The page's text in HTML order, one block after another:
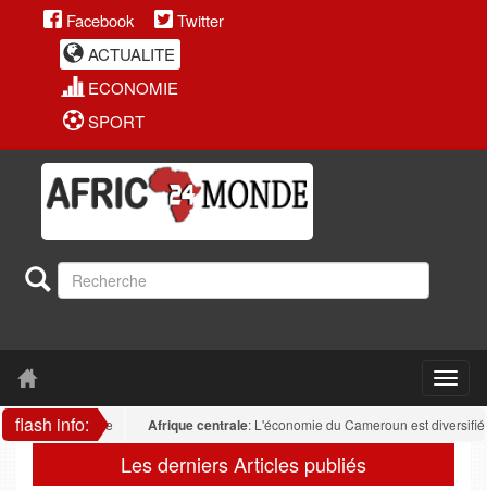
Facebook
Twitter
ACTUALITE
ECONOMIE
SPORT
flash info: Afrique centrale: L'économie du Cameroun est diversifiée :
Les derniers Articles publiés